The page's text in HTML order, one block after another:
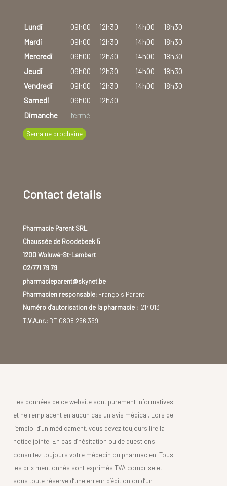
Lundi 09h00 12h30 14h00
18h30
Mardi
09h00 12h30 14h00
18h30
Mercredi
09h00 12h30 14h00
18h30
Jeudi
09h00 12h30 14h00
18h30
Vendredi
09h00 12h30 14h00
18h30
Samedi
09h00
12h30
Dimanche
fermé
Semaine prochaine
Contact details
Pharmacie Parent SRL
Chaussée de Roodebeek 5
1200 Woluwé-St-Lambert
02/771 79 79
pharmacieparent@skynet.be
Pharmacien responsable:François Parent
Numéro d'autorisation de la pharmacie :214013
T.V.A.nr.:BE 0808 256 359
Les données de ce website sont purement informatives
et ne remplacent en aucun cas un avis médical. Lors de
l’emploi d’un médicament, vous devez toujours lire la
notice jointe. En cas d’hésitation ou de questions,
consultez toujours votre médecin ou pharmacien. Tous
les prix mentionnés sont exprimés TVA comprise et
sous toute réserve d’une erreur d’édition ou d’un